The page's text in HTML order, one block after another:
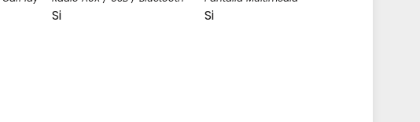
Si Si